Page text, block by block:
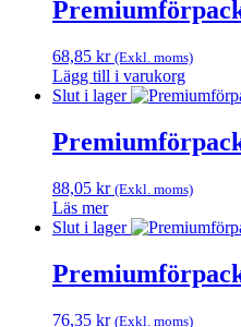
68,85 kr (Exkl. moms)
Lägg till i varukorg
Slut i lager
88,05 kr (Exkl. moms)
Läs mer
Slut i lager
76,35 kr (Exkl. moms)